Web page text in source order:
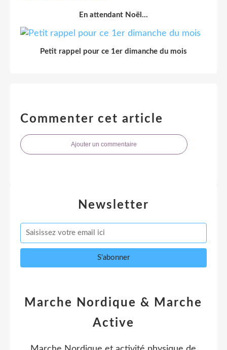
En attendant Noël...
Petit rappel pour ce 1er dimanche du mois
Commenter cet article
Ajouter un commentaire
Newsletter
Marche Nordique & Marche
Active